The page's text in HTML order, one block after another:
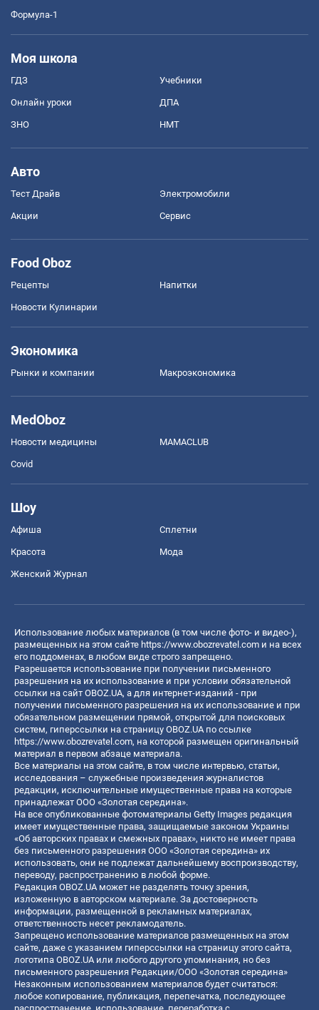
Формула-1
Моя школа
ГДЗ Учебники
Онлайн уроки ДПА
ЗНО НМТ
Авто
Тест Драйв Электромобили
Акции Сервис
Food Oboz
Рецепты Напитки
Новости Кулинарии
Экономика
Рынки и компании Mакроэкономика
MedOboz
Новости медицины MAMACLUB
Covid
Шоу
Афиша Сплетни
Красота Мода
Женский Журнал
Использование любых материалов (в том числе фото- и видео-),
размещенных на этом сайте https://www.obozrevatel.com и на всех
его поддоменах, в любом виде строго запрещено.
Разрешается использование при получении письменного
разрешения на их использование и при условии обязательной
ссылки на сайт OBOZ.UA, а для интернет-изданий - при
получении письменного разрешения на их использование и при
обязательном размещении прямой, открытой для поисковых
систем, гиперссылки на страницу OBOZ.UA по ссылке
https://www.obozrevatel.com, на которой размещен оригинальный
материал в первом абзаце материала.
Все материалы на этом сайте, в том числе интервью, статьи,
исследования – служебные произведения журналистов
редакции, исключительные имущественные права на которые
принадлежат ООО «Золотая середина».
На все опубликованные фотоматериалы Getty Images редакция
имеет имущественные права, защищаемые законом Украины
«Об авторских правах и смежных правах», никто не имеет права
без письменного разрешения ООО «Золотая середина» их
использовать, они не подлежат дальнейшему воспроизводству,
переводу, распространению в любой форме.
Редакция OBOZ.UA может не разделять точку зрения,
изложенную в авторском материале. За достоверность
информации, размещенной в рекламных материалах,
ответственность несет рекламодатель.
Запрещено использование материалов размещенных на этом
сайте, даже с указанием гиперссылки на страницу этого сайта,
логотипа OBOZ.UA или любого другого упоминания, но без
письменного разрешения Редакции/ООО «Золотая середина»
Незаконным использованием материалов будет считаться:
любое копирование, публикация, перепечатка, последующее